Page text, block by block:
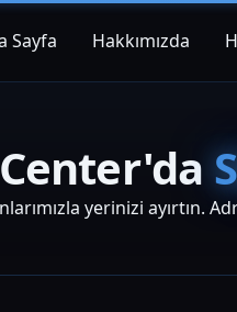
Sayfa Hakkımızda
yerinizi ayırtın.